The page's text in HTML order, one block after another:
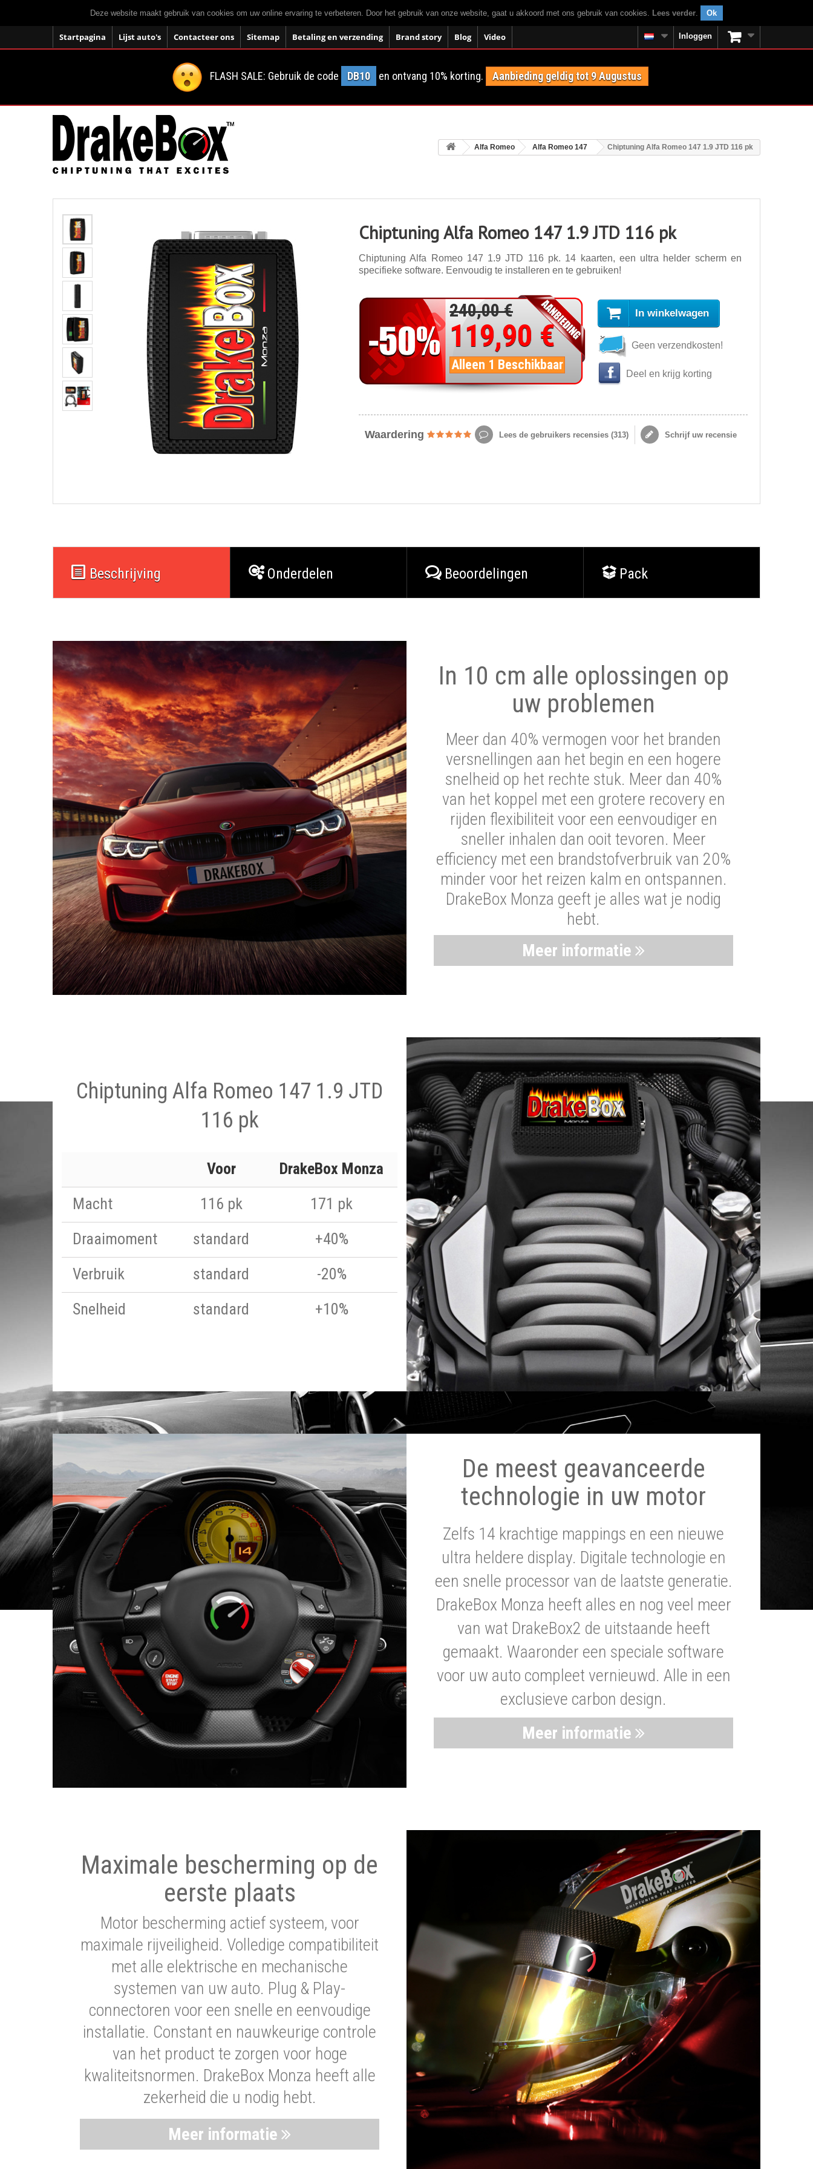
Deze website maakt gebruik van cookies om uw online ervaring te verbeteren. Door het gebruik van onze website, gaat u akkoord met ons gebruik van cookies. Lees verder. Ok
Startpagina Lijst auto's Contacteer ons Sitemap Betaling en verzending Brand story Blog Video Inloggen
FLASH SALE: Gebruik de code DB10 en ontvang 10% korting. Aanbieding geldig tot 9 Augustus
Alfa Romeo Alfa Romeo 147 Chiptuning Alfa Romeo 147 1.9 JTD 116 pk
Chiptuning Alfa Romeo 147 1.9 JTD 116 pk
Chiptuning Alfa Romeo 147 1.9 JTD 116 pk. 14 kaarten, een ultra helder scherm en
specifieke software. Eenvoudig te installeren en te gebruiken!
240,00 €
119,90 €
Alleen 1 Beschikbaar
In winkelwagen
Geen verzendkosten!
Deel en krijg korting
Waardering Lees de gebruikers recensies (313) Schrijf uw recensie
Beschrijving Onderdelen Beoordelingen Pack
In 10 cm alle oplossingen op
uw problemen
Meer dan 40% vermogen voor het branden
versnellingen aan het begin en een hogere
snelheid op het rechte stuk. Meer dan 40%
van het koppel met een grotere recovery en
rijden flexibiliteit voor een eenvoudiger en
sneller inhalen dan ooit tevoren. Meer
efficiency met een brandstofverbruik van 20%
minder voor het reizen kalm en ontspannen.
DrakeBox Monza geeft je alles wat je nodig
hebt.
Meer informatie
Chiptuning Alfa Romeo 147 1.9 JTD
116 pk
Voor
DrakeBox Monza
Macht
116 pk
171 pk
Draaimoment
standard
+40%
Verbruik
standard
-20%
Snelheid
standard +10%
De meest geavanceerde
technologie in uw motor
Zelfs 14 krachtige mappings en een nieuwe
ultra heldere display. Digitale technologie en
een snelle processor van de laatste generatie.
DrakeBox Monza heeft alles en nog veel meer
van wat DrakeBox2 de uitstaande heeft
gemaakt. Waaronder een speciale software
voor uw auto compleet vernieuwd. Alle in een
exclusieve carbon design.
Meer informatie
Maximale bescherming op de
eerste plaats
Motor bescherming actief systeem, voor
maximale rijveiligheid. Volledige compatibiliteit
met alle elektrische en mechanische
systemen van uw auto. Plug & Play-
connectoren voor een snelle en eenvoudige
installatie. Constant en nauwkeurige controle
van het product te zorgen voor hoge
kwaliteitsnormen. DrakeBox Monza heeft alle
zekerheid die u nodig hebt.
Meer informatie